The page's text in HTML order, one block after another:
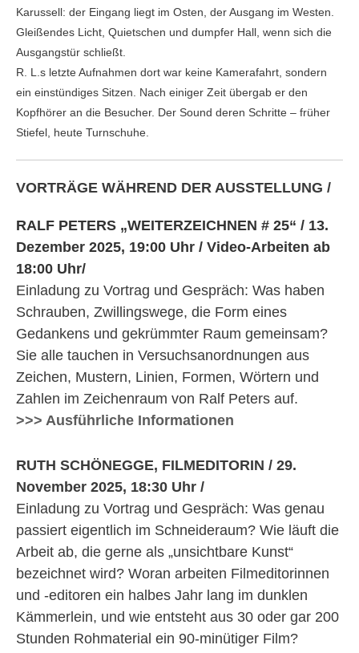
Karussell: der Eingang liegt im Osten, der Ausgang im Westen.
Gleißendes Licht, Quietschen und dumpfer Hall, wenn sich die
Ausgangstür schließt.
R. L.s letzte Aufnahmen dort war keine Kamerafahrt, sondern
ein einstündiges Sitzen. Nach einiger Zeit übergab er den
Kopfhörer an die Besucher. Der Sound deren Schritte – früher
Stiefel, heute Turnschuhe.
VORTRÄGE WÄHREND DER AUSSTELLUNG /
RALF PETERS „WEITERZEICHNEN # 25“ / 13.
Dezember 2025, 19:00 Uhr / Video-Arbeiten ab
18:00 Uhr/
Einladung zu Vortrag und Gespräch: Was haben
Schrauben, Zwillingswege, die Form eines
Gedankens und gekrümmter Raum gemeinsam?
Sie alle tauchen in Versuchsanordnungen aus
Zeichen, Mustern, Linien, Formen, Wörtern und
Zahlen im Zeichenraum von Ralf Peters auf.
>>> Ausführliche Informationen
RUTH SCHÖNEGGE, FILMEDITORIN / 29.
November 2025, 18:30 Uhr /
Einladung zu Vortrag und Gespräch: Was genau
passiert eigentlich im Schneideraum? Wie läuft die
Arbeit ab, die gerne als „unsichtbare Kunst“
bezeichnet wird? Woran arbeiten Filmeditorinnen
und -editoren ein halbes Jahr lang im dunklen
Kämmerlein, und wie entsteht aus 30 oder gar 200
Stunden Rohmaterial ein 90-minütiger Film?